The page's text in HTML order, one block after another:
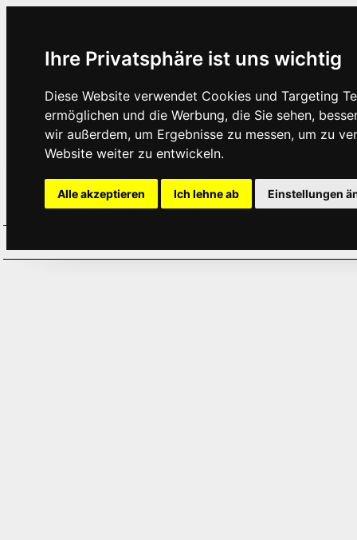
Ihre Privatsphäre ist uns wichtig
Diese Website verwendet Cookies und Targeting
ermöglichen und die Werbung, die Sie sehen,
wir außerdem, um Ergebnisse zu messen, um zu
Website weiter zu entwickeln.
Alle akzeptieren Ich lehne ab Einstellungen